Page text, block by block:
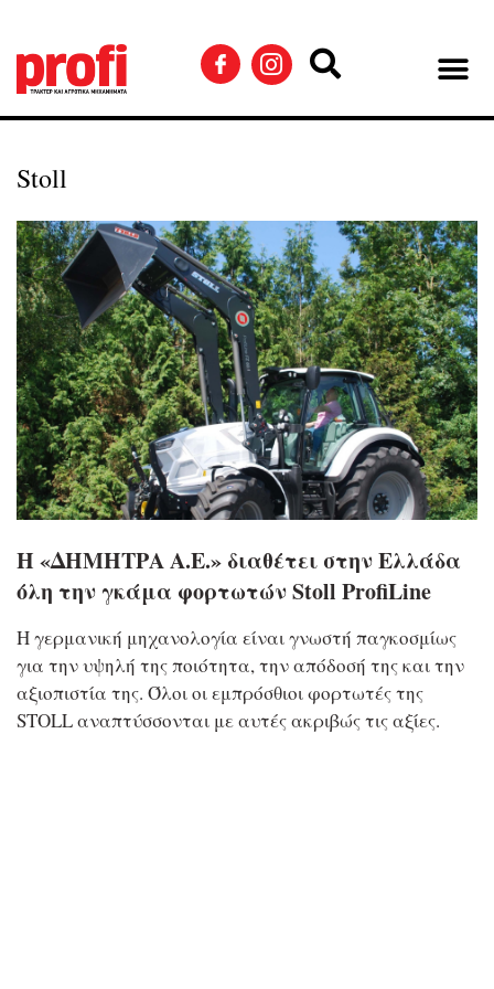
Stoll
H «ΔΗΜΗΤΡΑ Α.Ε.» διαθέτει στην Ελλάδα
όλη την γκάμα φορτωτών Stoll ProfiLine
Η γερμανική μηχανολογία είναι γνωστή παγκοσμίως
για την υψηλή της ποιότητα, την απόδοσή της και την
αξιοπιστία της. Όλοι οι εμπρόσθιοι φορτωτές της
STOLL αναπτύσσονται με αυτές ακριβώς τις αξίες.